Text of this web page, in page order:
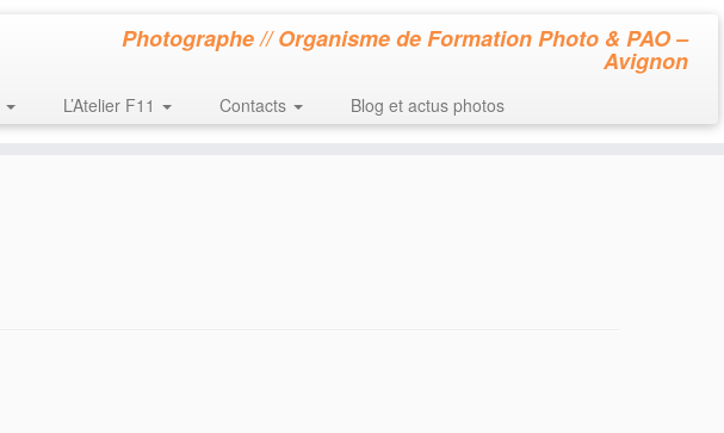
Photographe // Organisme de Formation Photo & PAO –
Avignon
L’Atelier F11 Contacts Blog et actus photos